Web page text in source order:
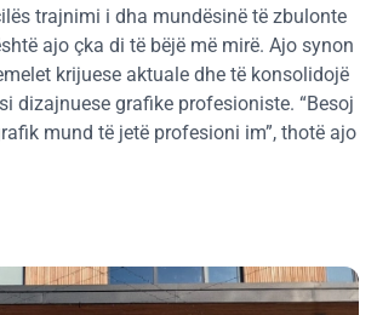
trajnimi i dha mundësinë të zbulonte
ajo çka di të bëjë më mirë. Ajo synon
krijuese aktuale dhe të konsolidojë
dizajnuese grafike profesioniste. “Besoj
mund të jetë profesioni im”, thotë ajo